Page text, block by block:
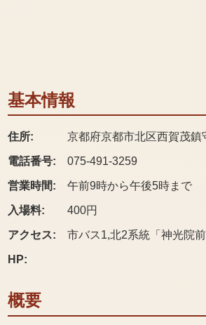
基本情報
住所: 京都府京都市北区西賀茂鎮
電話番号: 075-491-3259
営業時間: 午前9時から午後5時まで
入場料: 400円
アクセス: 市バス1,北2系統「神光院
HP:
概要